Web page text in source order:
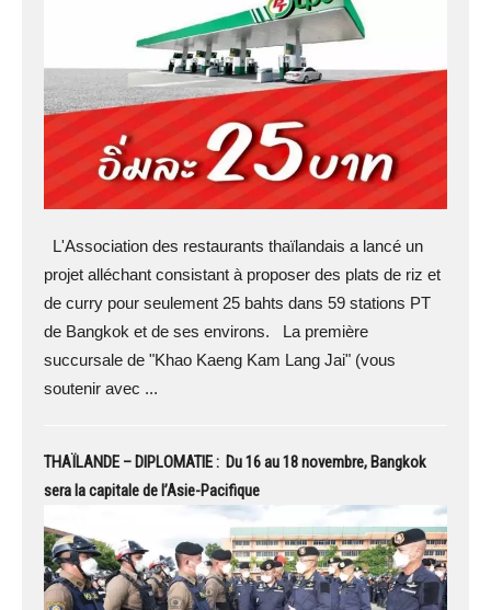
L'Association des restaurants thaïlandais a lancé un
projet alléchant consistant à proposer des plats de riz et
de curry pour seulement 25 bahts dans 59 stations PT
de Bangkok et de ses environs. La première
succursale de "Khao Kaeng Kam Lang Jai" (vous
soutenir avec ...
THAÏLANDE – DIPLOMATIE : Du 16 au 18 novembre, Bangkok
sera la capitale de l’Asie-Pacifique